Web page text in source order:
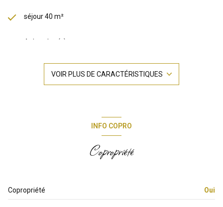
séjour 40 m²
4 chambre(s)
1 garage(s)
VOIR PLUS DE CARACTÉRISTIQUES
INFO COPRO
Copropriété
Copropriété Oui